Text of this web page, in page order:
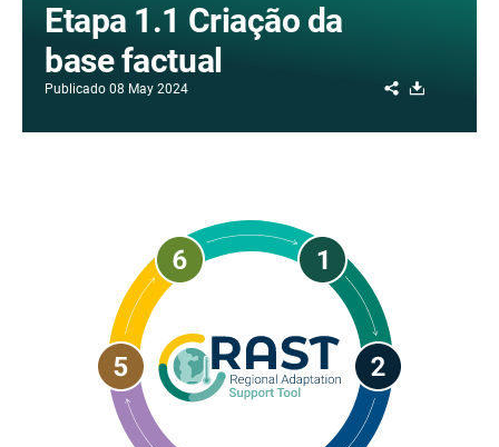
Etapa 1.1 Criação da
base factual
Publicado 08 May 2024 Share